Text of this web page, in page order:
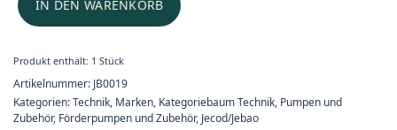
IN DEN WARENKORB
Produkt enthält: 1Stück
Artikelnummer: JB0019
Kategorien:Technik, Marken, Kategoriebaum Technik, Pumpen und
Zubehör, Förderpumpen und Zubehör, Jecod/Jebao